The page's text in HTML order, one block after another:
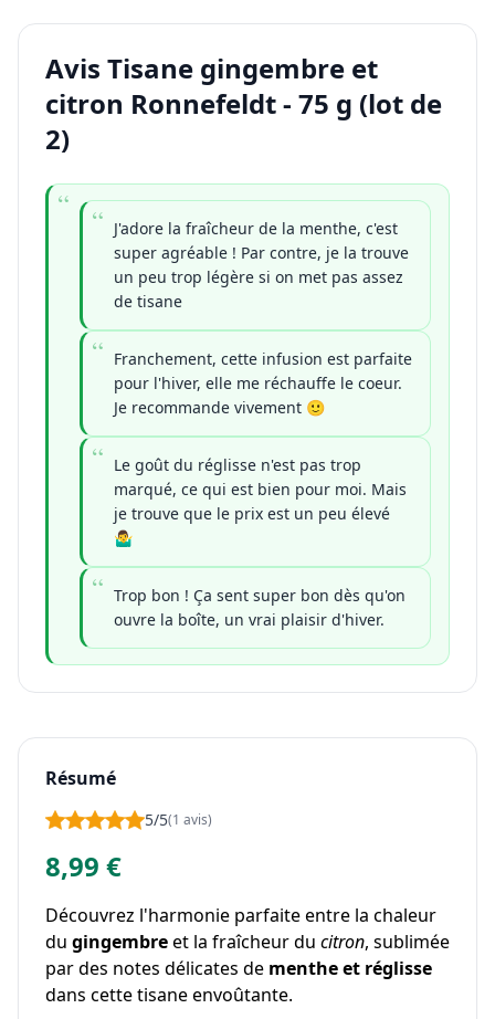
Avis Tisane gingembre et
citron Ronnefeldt - 75 g (lot de
2)
J'adore la fraîcheur de la menthe, c'est
super agréable ! Par contre, je la trouve
un peu trop légère si on met pas assez
de tisane
Franchement, cette infusion est parfaite
pour l'hiver, elle me réchauffe le coeur.
Je recommande vivement 🙂
Le goût du réglisse n'est pas trop
marqué, ce qui est bien pour moi. Mais
je trouve que le prix est un peu élevé
🤷‍♂️
Trop bon ! Ça sent super bon dès qu'on
ouvre la boîte, un vrai plaisir d'hiver.
Résumé
5/5(1 avis)
8,99 €
Découvrez l'harmonie parfaite entre la chaleur
du gingembreet la fraîcheur du citron, sublimée
par des notes délicates de menthe et réglisse
dans cette tisane envoûtante.